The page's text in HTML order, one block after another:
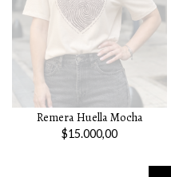
Remera Huella Mocha
$15.000,00